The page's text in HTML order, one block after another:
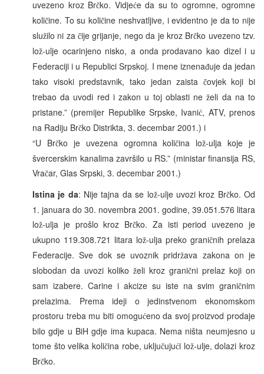
uvezeno kroz Brčko. Vidjeće da su to ogromne, ogromne
količine. To su količine neshvatljive, i evidentno je da to nije
služilo ni začije grijanje, nego da je kroz Brčko uvezeno tzv.
lož-ulje ocarinjeno nisko, a onda prodavano kao dizel i u
Federaciji i u Republici Srpskoj. I mene iznenađuje da jedan
tako visoki predstavnik, tako jedan zaista
čovjek koji bi
trebao da uvodi red i zakon u toj oblasti neželi da na to
pristane.” (premijer Republike Srpske, Ivanić, ATV, prenos
na Radiju Brčko Distrikta, 3. decembar 2001.) i
“U Brčko je uvezena ogromna količina lož-ulja koje je
švercerskim kanalima završilo u RS.” (ministar finansija RS,
Vračar, Glas Srpski, 3. decembar 2001.)
Istina je da: Nije tajna da se lož-ulje uvozi kroz Brčko. Od
1. januara do 30. novembra 2001. godine, 39.051.576 litara
lož-ulja je prošlo kroz Brčko. Za isti period uvezeno je
ukupno 119.308.721 litara lož-ulja preko graničnih prelaza
Federacije. Sve dok se uvoznik pridržava zakona on je
slobodan da uvozi koliko želi kroz granični prelaz koji on
sam izabere. Carine i akcize su iste na svim graničnim
prelazima. Prema ideji o jedinstvenom ekonomskom
prostoru treba mu biti omogućeno da svoj proizvod prodaje
bilo gdje u BiH gdje ima kupaca. Nema ništa neumjesno u
tome što velika količina robe, uključujući lož-ulje, dolazi kroz
Brčko.